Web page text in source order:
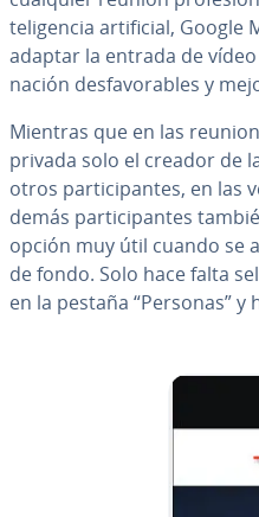
te­li­ge­n­cia ar­ti­fi­cial, Google
adaptar la entrada de
na­ción de­s­fa­vo­ra­bles y
Mientras que en las
privada solo el creador de
otros pa­r­ti­ci­pa­n­tes, en las
demás pa­r­ti­ci­pa­n­tes
opción muy útil cuando se
de fondo. Solo hace falta
en la pestaña “Personas” y